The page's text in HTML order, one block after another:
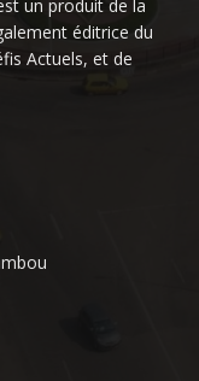
un produit de la
éditrice du
Actuels, et de